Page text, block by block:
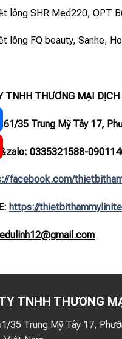
lông SHR Med220, OPT
lông FQ beauty, Sanhe,
TNHH THƯƠNG MẠI
35 Trung Mỹ Tây 17,
&zalo: 0335321588-
facebook.com/
https://
ledulinh12@gmail.com
TNHH THƯƠNG
35 Trung Mỹ Tây 17,